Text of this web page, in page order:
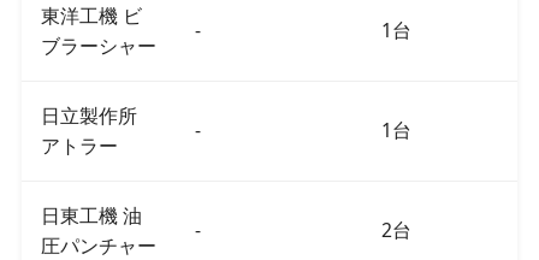
東洋工機 ビ
ブラーシャー
- 1台
日立製作所
アトラー
- 1台
日東工機 油
圧パンチャー
- 2台